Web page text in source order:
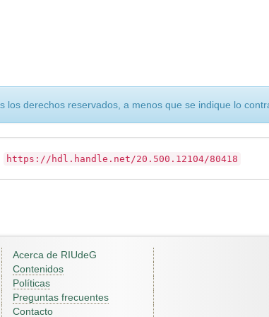
derechos reservados, a menos que se indique lo
https://hdl.handle.net/20.500.12104/80418
Acerca de RIUdeG
Contenidos
Políticas
Preguntas frecuentes
Contacto